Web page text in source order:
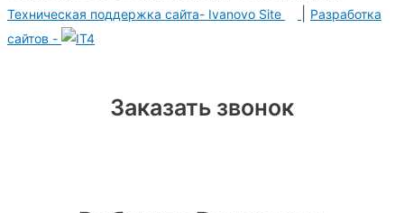
Техническая поддержка сайта- Ivanovo Site |
Разработка сайтов -
Заказать звонок